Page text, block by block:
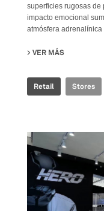
superficies rugosas de
impacto emocional
atmósfera
VER MÁS
Retail Stores